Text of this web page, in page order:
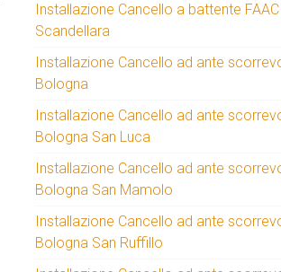
Installazione Cancello a battente
Scandellara
Installazione Cancello ad ante
Bologna
Installazione Cancello ad ante
Bologna San Luca
Installazione Cancello ad ante
Bologna San Mamolo
Installazione Cancello ad ante
Bologna San Ruffillo